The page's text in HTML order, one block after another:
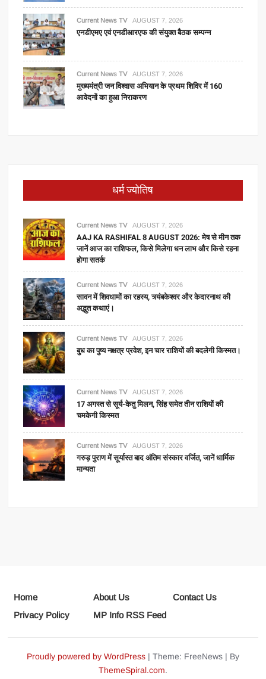
Current News TV AUGUST 7, 2026
एनडीएमए एवं एनडीआरएफ की संयुक्त बैठक सम्पन्न
Current News TV AUGUST 7, 2026
मुख्यमंत्री जन विश्वास अभियान के प्रथम शिविर में 160
आवेदनों का हुआ निराकरण
धर्म ज्योतिष
Current News TV AUGUST 7, 2026
AAJ KA RASHIFAL 8 AUGUST 2026: मेष से मीन तक
जानें आज का राशिफल, किसे मिलेगा धन लाभ और किसे रहना
होगा सतर्क
Current News TV AUGUST 7, 2026
सावन में शिवधामों का रहस्य, त्र्यंबकेश्वर और केदारनाथ की
अद्भुत कथाएं।
Current News TV AUGUST 7, 2026
बुध का पुष्य नक्षत्र प्रवेश, इन चार राशियों की बदलेगी किस्मत।
Current News TV AUGUST 7, 2026
17 अगस्त से सूर्य-केतु मिलन, सिंह समेत तीन राशियों की
चमकेगी किस्मत
Current News TV AUGUST 7, 2026
गरुड़ पुराण में सूर्यास्त बाद अंतिम संस्कार वर्जित, जानें धार्मिक
मान्यता
Home About Us
Contact Us
Privacy Policy
MP Info RSS Feed
Proudly powered by WordPress | Theme: FreeNews | By
ThemeSpiral.com.